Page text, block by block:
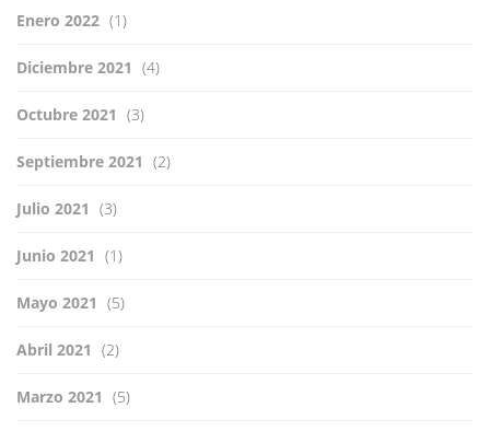
Enero 2022 (1)
Diciembre 2021 (4)
Octubre 2021 (3)
Septiembre 2021 (2)
Julio 2021 (3)
Junio 2021 (1)
Mayo 2021 (5)
Abril 2021 (2)
Marzo 2021 (5)